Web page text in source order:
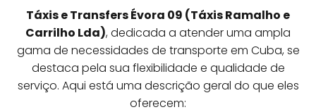
Táxis e Transfers Évora 09 (Táxis Ramalho e
Carrilho Lda), dedicada a atender uma ampla
gama de necessidades de transporte em Cuba, se
destaca pela sua flexibilidade e qualidade de
serviço. Aqui está uma descrição geral do que eles
oferecem: